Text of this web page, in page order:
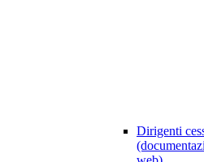
Dirigenti